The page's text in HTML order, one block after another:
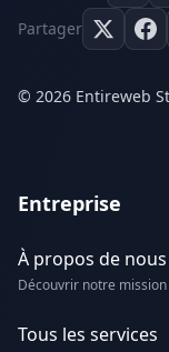
Partager
© 2026 Entireweb
Entreprise
À propos de nous
Découvrir notre mission
Tous les services